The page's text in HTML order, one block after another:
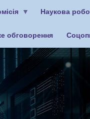
Наукова
обговорення